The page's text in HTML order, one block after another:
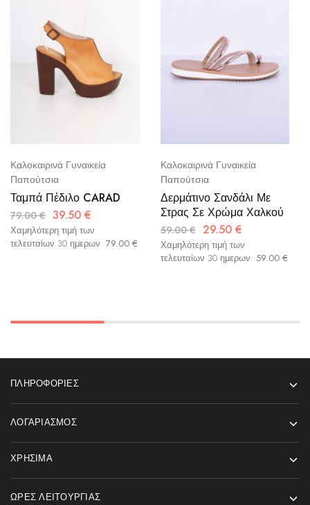
Καλοκαιρινά Γυναικεία
Παπούτσια
Ταμπά Πέδιλο CARAD
79.00€ 39.50 €
Χαμηλότερη τιμή των
τελευταίων 30 ημερων: 79.00 €
Καλοκαιρινά Γυναικεία
Παπούτσια
Δερμάτινο Σανδάλι Με
Στρας Σε Χρώμα Χαλκού
59.00€ 29.50 €
Χαμηλότερη τιμή των
τελευταίων 30 ημερων: 59.00 €
ΠΛΗΡΟΦΟΡΊΕΣ
ΛΟΓΑΡΙΑΣΜΌΣ
ΧΡΉΣΙΜΑ
ΏΡΕΣ ΛΕΙΤΟΥΡΓΊΑΣ